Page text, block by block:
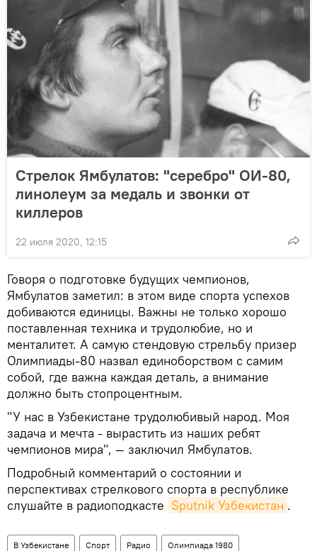
Стрелок Ямбулатов: "серебро" ОИ-80,
линолеум за медаль и звонки от
киллеров
22 июля 2020, 12:15
Говоря о подготовке будущих чемпионов,
Ямбулатов заметил: в этом виде спорта успехов
добиваются единицы. Важны не только хорошо
поставленная техника и трудолюбие, но и
менталитет. А самую стендовую стрельбу призер
Олимпиады-80 назвал единоборством с самим
собой, где важна каждая деталь, а внимание
должно быть стопроцентным.
"У нас в Узбекистане трудолюбивый народ. Моя
задача и мечта - вырастить из наших ребят
чемпионов мира", — заключил Ямбулатов.
Подробный комментарий о состоянии и
перспективах стрелкового спорта в республике
слушайте в радиоподкасте Sputnik Узбекистан .
В Узбекистане Спорт Радио Олимпиада 1980